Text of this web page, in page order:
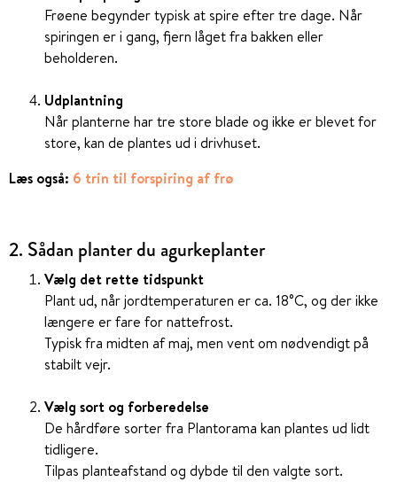
Frøene begynder typisk at spire efter tre dage. Når
spiringen er i gang, fjern låget fra bakken eller
beholderen.
Udplantning
Når planterne har tre store blade og ikke er blevet for
store, kan de plantes ud i drivhuset.
Læs også: 6 trin til forspiring af frø
2. Sådan planter du agurkeplanter
Vælg det rette tidspunkt
Plant ud, når jordtemperaturen er ca. 18°C, og der ikke
længere er fare for nattefrost.
Typisk fra midten af maj, men vent om nødvendigt på
stabilt vejr.
Vælg sort og forberedelse
De hårdføre sorter fra Plantorama kan plantes ud lidt
tidligere.
Tilpas planteafstand og dybde til den valgte sort.